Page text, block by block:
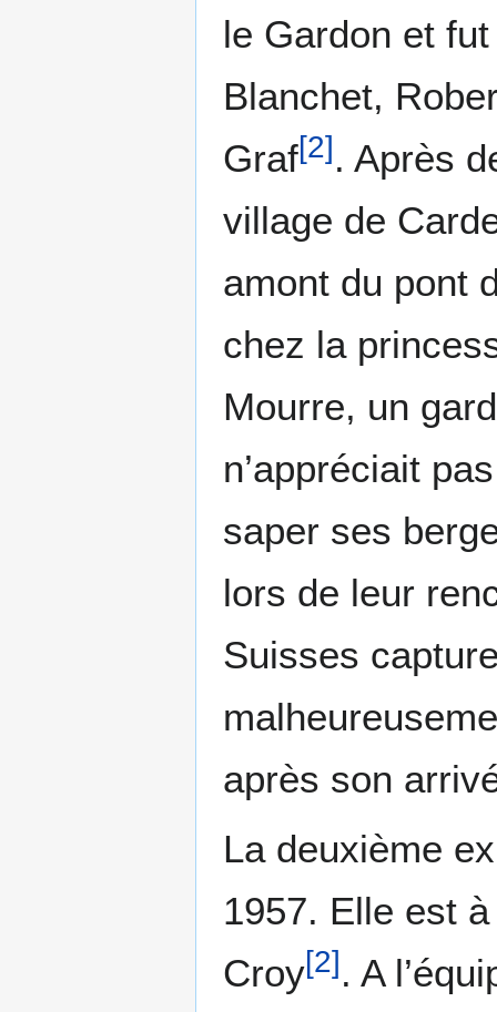
le Gardon et
Blanchet,
Graf[2] . Après
village de
amont du pont
chez la
Mourre, un
n’appréciait
saper ses
lors de leur
Suisses
après son
La deuxième
1957. Elle est
Croy[2] . A